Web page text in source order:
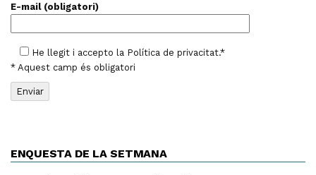
E-mail (obligatori)
He llegit i accepto la Política de privacitat.*
* Aquest camp és obligatori
ENQUESTA DE LA SETMANA